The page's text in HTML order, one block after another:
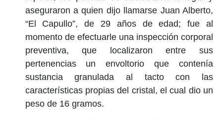
aseguraron a quien dijo llamarse Juan Alberto,
“El Capullo”, de 29 años de edad; fue al
momento de efectuarle una inspección corporal
preventiva, que localizaron entre sus
pertenencias un envoltorio que contenía
sustancia granulada al tacto con las
características propias del cristal, el cual dio un
peso de 16 gramos.